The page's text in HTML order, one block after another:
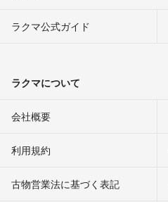
ラクマ公式ガイド
ラクマについて
会社概要
利用規約
古物営業法に基づく表記